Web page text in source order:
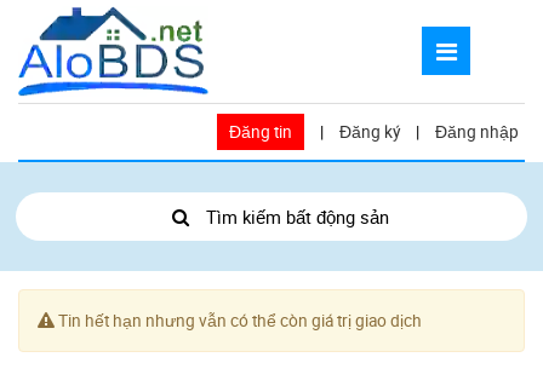
Đăng tin | Đăng ký | Đăng nhập
Tìm kiếm bất động sản
Tin hết hạn nhưng vẫn có thể còn giá trị giao dịch